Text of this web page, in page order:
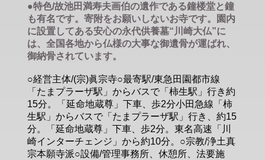
●特色/故池田満寿夫画伯の遺作である鐘楼堂と鐘
も有名です。寄附をお願いしないお寺です。園内
に設置してある安心の永代供養墓“川崎大仏”に
は、全国各地から仏様の大事な御遺骨が運ばれ、
御納骨されています。
○経営主体/(宗)眞宗寺○最寄駅/東急田園都市線
「たまプラーザ駅」からバスで「柿生駅」行き約
15分。「延命地蔵尊」下車、歩2分小田急線「柿
生駅」からバスで「たまプラーザ駅」行き、約15
分。「延命地蔵尊」下車、歩2分。東名高速「川
崎インターチェンジ」から約10分。○宗教/浄土真
宗本願寺派○設備/管理事務所、休憩所、法要施